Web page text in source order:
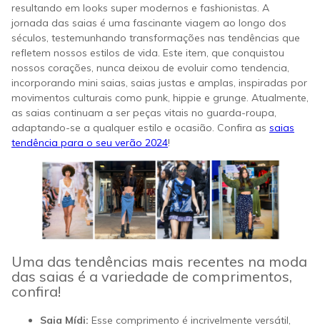
resultando em looks super modernos e fashionistas. A
jornada das saias é uma fascinante viagem ao longo dos
séculos, testemunhando transformações nas tendências que
refletem nossos estilos de vida. Este item, que conquistou
nossos corações, nunca deixou de evoluir como tendencia,
incorporando mini saias, saias justas e amplas, inspiradas por
movimentos culturais como punk, hippie e grunge. Atualmente,
as saias continuam a ser peças vitais no guarda-roupa,
adaptando-se a qualquer estilo e ocasião. Confira as saias
tendência para o seu verão 2024!
Uma das tendências mais recentes na moda
das saias é a variedade de comprimentos,
confira!
Saia Mídi: Esse comprimento é incrivelmente versátil,